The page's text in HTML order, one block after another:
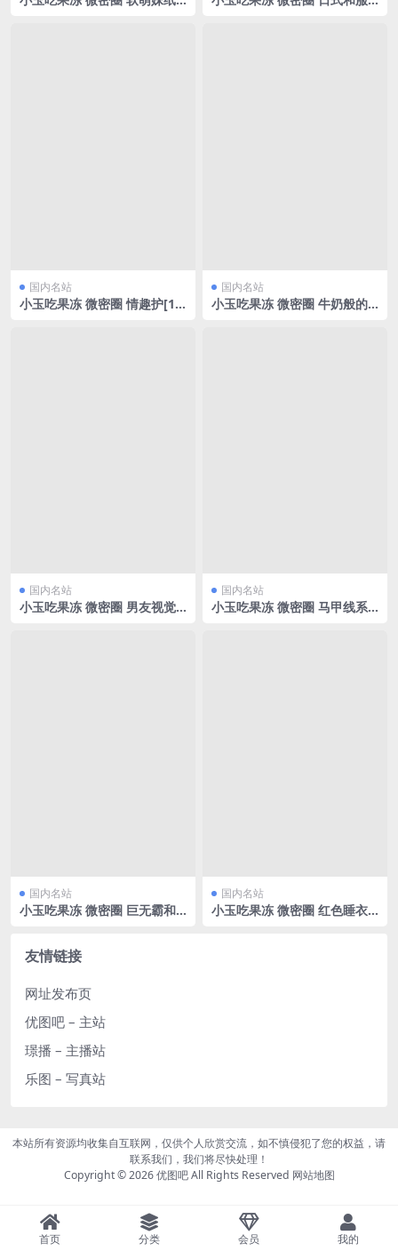
国内名站
小玉吃果冻 微密圈 情趣护[19
国内名站
小玉吃果冻 微密圈 牛奶般的
国内名站
小玉吃果冻 微密圈 男友视觉
国内名站
小玉吃果冻 微密圈 马甲线系
国内名站
小玉吃果冻 微密圈 巨无霸和
国内名站
小玉吃果冻 微密圈 红色睡衣
友情链接
网址发布页
优图吧 – 主站
璟播 – 主播站
乐图 – 写真站
本站所有资源均收集自互联网，仅供个人欣赏交流，如不慎侵犯了您的权益，请
联系我们，我们将尽快处理！
Copyright © 2026优图吧All Rights Reserved 网站地图
首页 分类 会员 我的